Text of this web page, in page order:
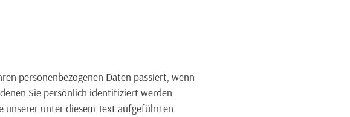
personenbezogenen Daten passiert, wenn
Sie persönlich identifiziert werden
unserer unter diesem Text aufgeführten